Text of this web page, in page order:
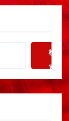
検
索